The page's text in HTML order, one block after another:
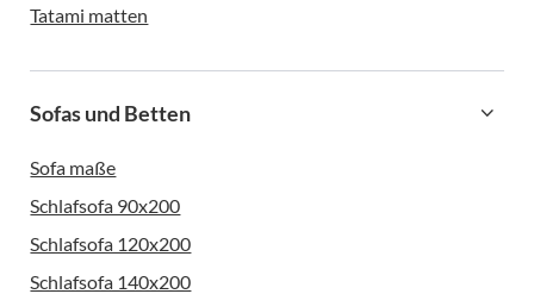
Tatami matten
Sofas und Betten
Sofa maße
Schlafsofa 90x200
Schlafsofa 120x200
Schlafsofa 140x200